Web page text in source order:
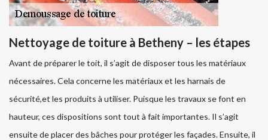
Nettoyage de toiture à Betheny – les étapes
Avant de préparer le toit, il s’agit de disposer tous les matériaux
nécessaires. Cela concerne les matériaux et les harnais de
sécurité,et les produits à utiliser. Puisque les travaux se font en
hauteur, ces dispositions sont tout à fait importantes. Il s’agit
ensuite de placer des bâches pour protéger les façades. Ensuite, il